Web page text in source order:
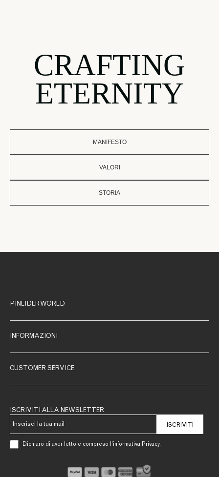
CRAFTING
ETERNITY
MANIFESTO
VALORI
STORIA
PINEIDER WORLD
INFORMAZIONI
CUSTOMER SERVICE
ISCRIVITI ALLA NEWSLETTER
ISCRIVITI
Dichiaro di aver letto e compreso l’informativa Privacy.